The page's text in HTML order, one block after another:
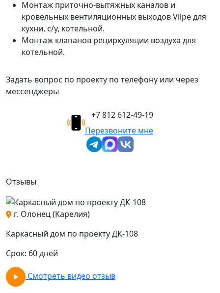
Монтаж приточно-вытяжных каналов и
кровельных вентиляционных выходов Vilpe для
кухни, с/у, котельной.
Монтаж клапанов рециркуляции воздуха для
котельной.
Задать вопрос по проекту по телефону или через
мессенджеры
+7 812 612-49-19
Перезвоните мне
Отзывы
г. Олонец (Карелия)
Каркасный дом по проекту ДК-108
Срок: 60 дней
Смотреть видео отзыв